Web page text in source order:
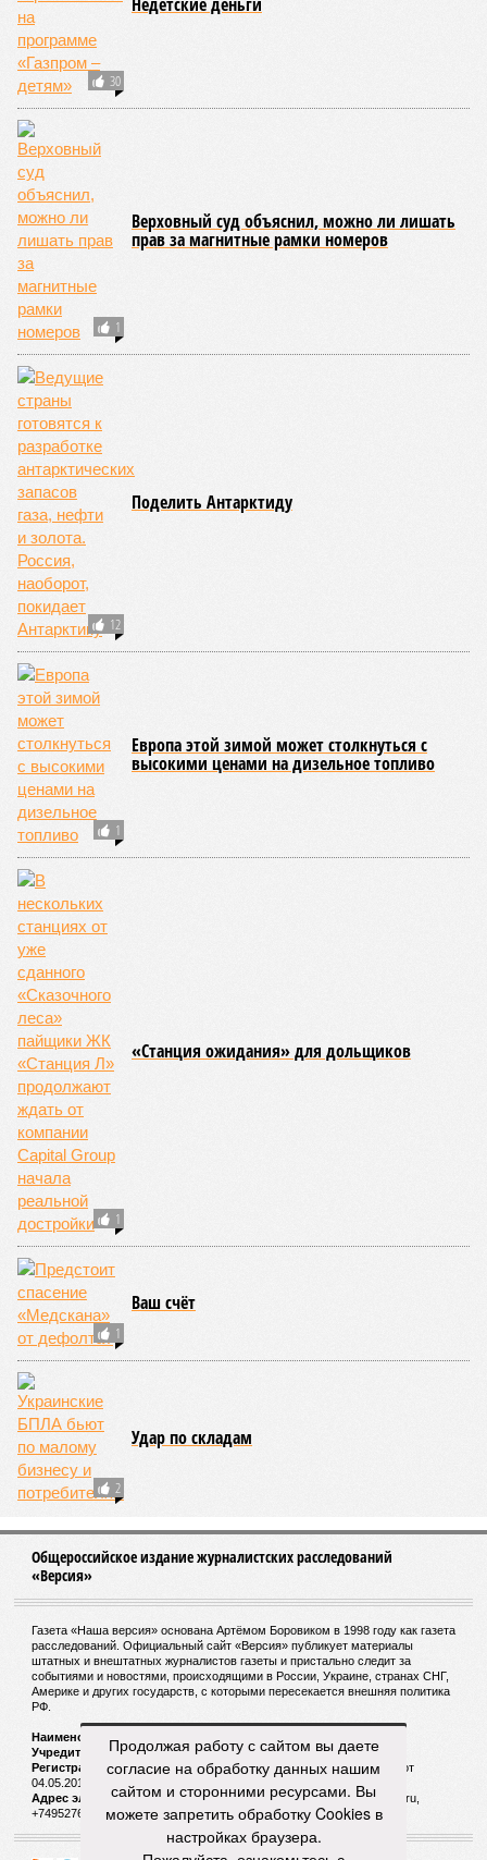
30
1
Верховный суд объяснил, можно ли лишать
прав за магнитные рамки номеров
12
Поделить Антарктиду
1
Европа этой зимой может столкнуться с
высокими ценами на дизельное топливо
1
«Станция ожидания» для дольщиков
1
Ваш счёт
2
Удар по складам
Общероссийское издание журналистских расследований
«Версия»
Газета «Наша версия» основана Артёмом Боровиком в 1998 году как газета
расследований. Официальный сайт «Версия» публикует материалы
штатных и внештатных журналистов газеты и пристально следит за
событиями и новостями, происходящими в России, Украине, странах СНГ,
Америке и других государств, с которыми пересекается внешняя политика
РФ.
Наименование:
Учредитель:
ООО «Версия»,Главный редактор:Горевой Р. Г.
Регистрационный номер Роскомнадзора:ЭЛ № ФС 77 - 72681 от
04.05.2018 г.
Адрес электронной почты и телефон редакции:versia@versia.ru,
+74952760348
Продолжая работу с сайтом вы даете
согласие на обработку данных нашим
сайтом и сторонними ресурсами. Вы
можете запретить обработку Cookies в
настройках браузера.